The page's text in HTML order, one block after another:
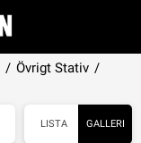
/ Övrigt Stativ /
LISTA GALLERI